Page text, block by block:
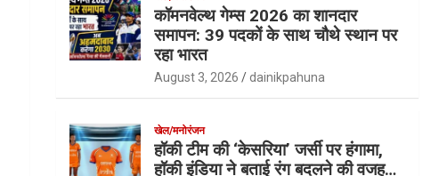
कॉमनवेल्थ गेम्स 2026 का शानदार
समापन: 39 पदकों के साथ चौथे स्थान पर
रहा भारत
August 3, 2026 dainikpahuna
खेल/मनोरंजन
हॉकी टीम की ‘केसरिया’ जर्सी पर हंगामा,
हॉकी इंडिया ने बताई रंग बदलने की वजह…